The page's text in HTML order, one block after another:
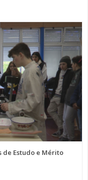
de Estudo e Mérito